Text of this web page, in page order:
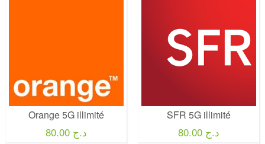
Orange 5G illimité
80.00 د.ج
SFR 5G illimité
80.00 د.ج